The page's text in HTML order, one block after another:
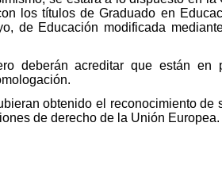
los títulos de Graduado en
de Educación modificada
deberán acreditar que están en
obtenido el reconocimiento de
de derecho de la Unión Europea.